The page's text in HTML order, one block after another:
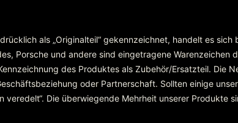
als „Originalteil“ gekennzeichnet, handelt es
Porsche und andere sind eingetragene
des Produktes als Zubehör/Ersatzteil.
oder Partnerschaft. Sollten einige
veredelt“. Die überwiegende Mehrheit unserer Produkte